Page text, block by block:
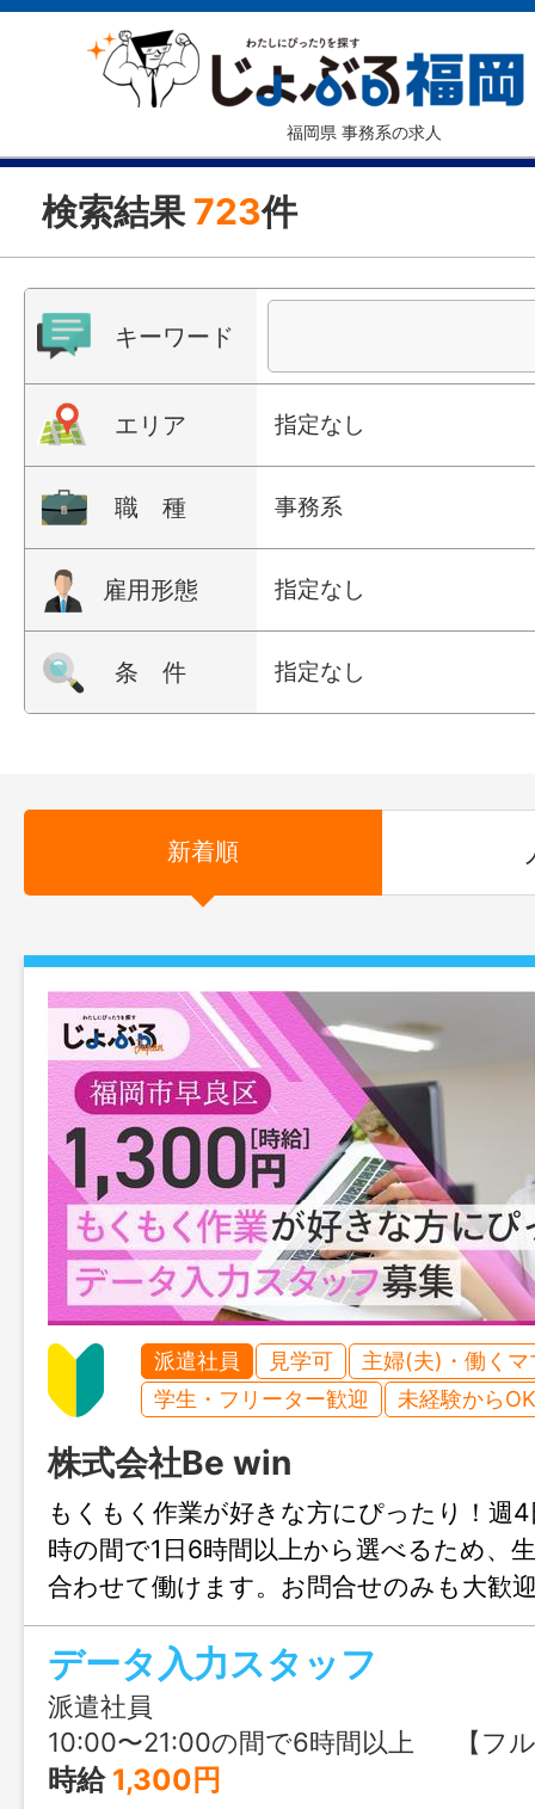
福岡県 事務系の求人
検索結果 723件
キーワード
エリア 指定なし
職 種 事務系
雇用形態 指定なし
条 件 指定なし
新着順
派遣社員 見学可
主婦(夫)・働くマ
学生・フリーター歓迎
未経験からOK
株式会社Be win
もくもく作業が好きな方にぴったり！週4
時の間で1日6時間以上から選べるため、
合わせて働けます。お問合せのみも大歓
ぶる福岡までお気軽にご連絡ください。
データ入力スタッフ
派遣社員
10:00〜21:00の間で6時間以上 【フルタイム希望の⽅】※積極募集中♪ ①10:00〜19:00（実働8時間） ②11:00〜20:00（実働8時間） ③12:00〜21:00（実働8時間） 【午前スタート・6〜7時間勤務希望の⽅】 ④10:00〜17:00（実働6時間） ⑤11:00〜18:00（実働6時間） ⑥10:00〜18:00（実働7時間） ⑦11:00〜19:00（実働7時間） 【午後スタート・6〜7時間勤務希望の⽅】 ⑧12:00〜
時給 1,300円